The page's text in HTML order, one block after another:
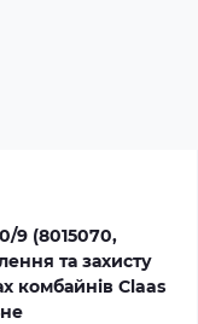
9 (8015070,
та захисту
комбайнів Claas